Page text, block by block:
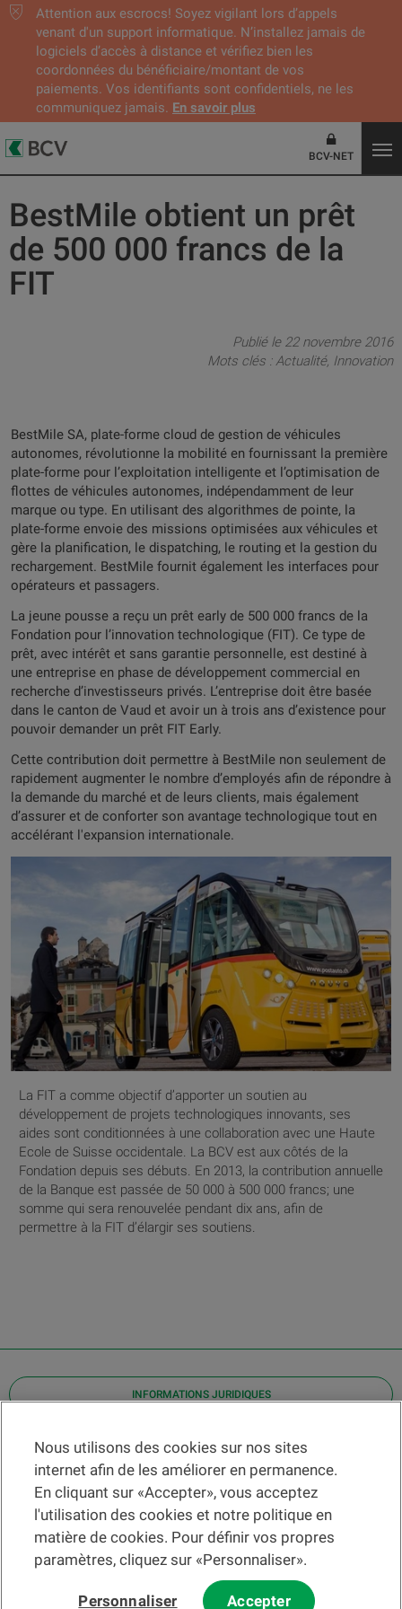
Attention aux escrocs! Soyez vigilant lors d’appels
venant d'un support informatique. N’installez jamais de
logiciels d’accès à distance et vérifiez bien les
coordonnées du bénéficiaire/montant de vos
paiements. Vos identifiants sont confidentiels, ne les
communiquez jamais. En savoir plus
BCV-NET
BestMile obtient un prêt
de 500 000 francs de la
FIT
Publié le 22 novembre 2016
Mots clés :Actualité Innovation
BestMile SA, plate-forme cloud de gestion de véhicules
autonomes, révolutionne la mobilité en fournissant la première
plate-forme pour l’exploitation intelligente et l’optimisation de
flottes de véhicules autonomes, indépendamment de leur
marque ou type. En utilisant des algorithmes de pointe, la
plate-forme envoie des missions optimisées aux véhicules et
gère la planification, le dispatching, le routing et la gestion du
rechargement. BestMile fournit également les interfaces pour
opérateurs et passagers.
La jeune pousse a reçu un prêt early de 500 000 francs de la
Fondation pour l’innovation technologique (FIT). Ce type de
prêt, avec intérêt et sans garantie personnelle, est destiné à
une entreprise en phase de développement commercial en
recherche d’investisseurs privés. L’entreprise doit être basée
dans le canton de Vaud et avoir un à trois ans d’existence pour
pouvoir demander un prêt FIT Early.
Cette contribution doit permettre à BestMile non seulement de
rapidement augmenter le nombre d’employés afin de répondre à
la demande du marché et de leurs clients, mais également
d’assurer et de conforter son avantage technologique tout en
accélérant l'expansion internationale.
La FIT a comme objectif d’apporter un soutien au
développement de projets technologiques innovants, ses
aides sont conditionnées à une collaboration avec une Haute
Ecole de Suisse occidentale. La BCV est aux côtés de la
Fondation depuis ses débuts. En 2013, la contribution annuelle
de la Banque est passée de 50 000 à 500 000 francs; une
somme qui sera renouvelée pendant dix ans, afin de
permettre à la FIT d’élargir ses soutiens.
INFORMATIONS JURIDIQUES
Contact
Localiser une agence
Aide
Actualités
Taux de change
Nous utilisons des cookies sur nos sites
internet afin de les améliorer en permanence.
En cliquant sur «Accepter», vous acceptez
l'utilisation des cookies et notre politique en
matière de cookies. Pour définir vos propres
paramètres, cliquez sur «Personnaliser».
Personnaliser Accepter